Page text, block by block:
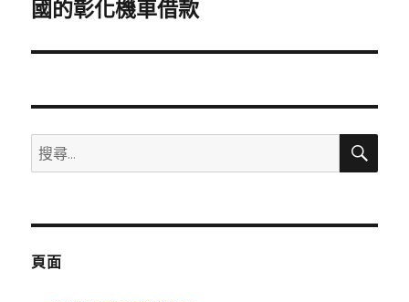
一
文
國的彰化機車借款
搜
尋
鍵
搜
頁面